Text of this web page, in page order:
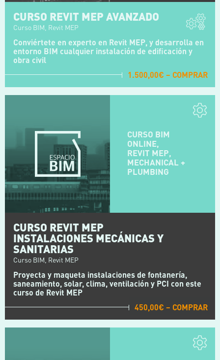
CURSO REVIT MEP AVANZADO
Curso BIM, Revit MEP
Conviértete en experto en Revit MEP, y desarrolla en
entorno BIM cualquier instalación de edificación y
obra civil
1.500,00€ – COMPRAR
CURSO BIM
ONLINE,
REVIT MEP,
MECHANICAL +
PLUMBING
CURSO REVIT MEP
INSTALACIONES MECÁNICAS Y
SANITARIAS
Curso BIM, Revit MEP
Proyecta y maqueta instalaciones de fontanería,
saneamiento, solar, clima, ventilación y PCI con este
curso de Revit MEP
450,00€ – COMPRAR